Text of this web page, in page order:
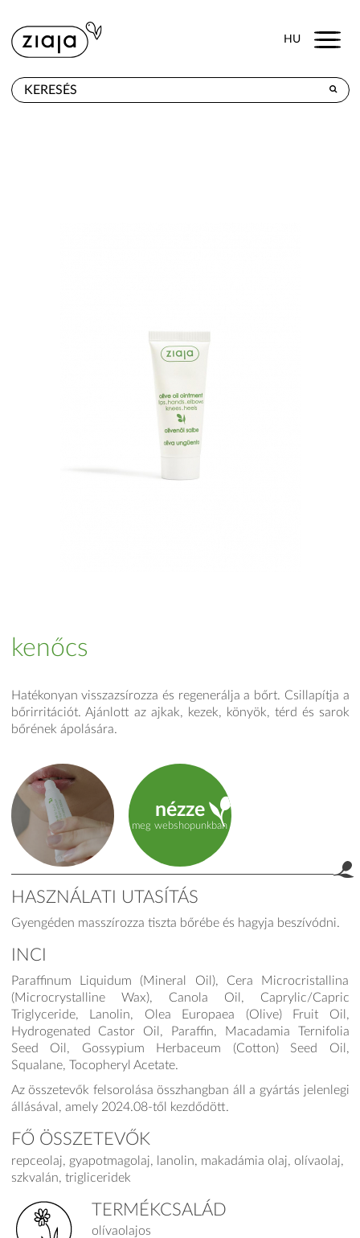
HU Menu
kenőcs
Hatékonyan visszazsírozza és regenerálja a bőrt. Csillapítja a
bőrirritációt. Ajánlott az ajkak, kezek, könyök, térd és sarok
bőrének ápolására.
product.label.guide
nézze
meg webshopunkban
HASZNÁLATI UTASÍTÁS
Gyengéden masszírozza tiszta bőrébe és hagyja beszívódni.
INCI
Paraffinum Liquidum (Mineral Oil), Cera Microcristallina
(Microcrystalline Wax), Canola Oil, Caprylic/Capric
Triglyceride, Lanolin, Olea Europaea (Olive) Fruit Oil,
Hydrogenated Castor Oil, Paraffin, Macadamia Ternifolia
Seed Oil, Gossypium Herbaceum (Cotton) Seed Oil,
Squalane, Tocopheryl Acetate.
Az összetevők felsorolása összhangban áll a gyártás jelenlegi
állásával, amely 2024.08-től kezdődött.
FŐ ÖSSZETEVŐK
repceolaj, gyapotmagolaj, lanolin, makadámia olaj, olívaolaj,
szkvalán, trigliceridek
TERMÉKCSALÁD
olívaolajos